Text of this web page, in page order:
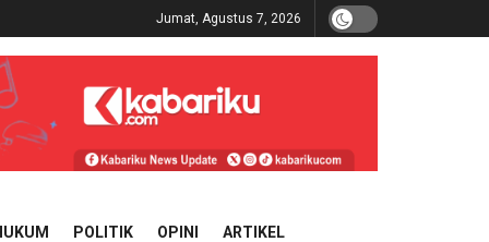
Jumat, Agustus 7, 2026
POLITIK OPINI ARTIKEL